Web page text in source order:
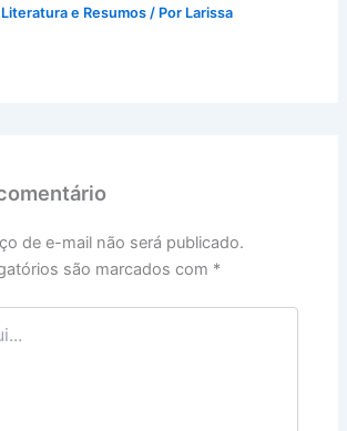
Literatura e Resumos / Por Larissa
de e-mail não será publicado.
são marcados com *